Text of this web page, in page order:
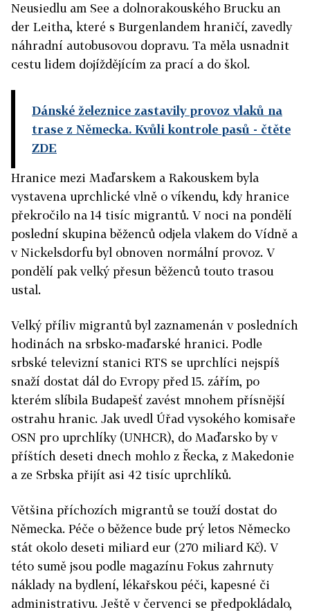
Neusiedlu am See a dolnorakouského Brucku an
der Leitha, které s Burgenlandem hraničí, zavedly
náhradní autobusovou dopravu. Ta měla usnadnit
cestu lidem dojíždějícím za prací a do škol.
Dánské železnice zastavily provoz vlaků na
trase z Německa. Kvůli kontrole pasů - čtěte
ZDE
Hranice mezi Maďarskem a Rakouskem byla
vystavena uprchlické vlně o víkendu, kdy hranice
překročilo na 14 tisíc migrantů. V noci na pondělí
poslední skupina běženců odjela vlakem do Vídně a
v Nickelsdorfu byl obnoven normální provoz. V
pondělí pak velký přesun běženců touto trasou
ustal.
Velký příliv migrantů byl zaznamenán v posledních
hodinách na srbsko-maďarské hranici. Podle
srbské televizní stanici RTS se uprchlíci nejspíš
snaží dostat dál do Evropy před 15. zářím, po
kterém slíbila Budapešť zavést mnohem přísnější
ostrahu hranic. Jak uvedl Úřad vysokého komisaře
OSN pro uprchlíky (UNHCR), do Maďarsko by v
příštích deseti dnech mohlo z Řecka, z Makedonie
a ze Srbska přijít asi 42 tisíc uprchlíků.
Většina příchozích migrantů se touží dostat do
Německa. Péče o běžence bude prý letos Německo
stát okolo deseti miliard eur (270 miliard Kč). V
této sumě jsou podle magazínu Fokus zahrnuty
náklady na bydlení, lékařskou péči, kapesné či
administrativu. Ještě v červenci se předpokládalo,